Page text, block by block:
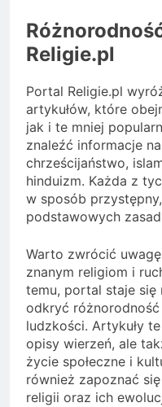
Religie.pl
Portal Religie.pl
artykułów, które
jak i te mniej
znaleźć informacje
chrześcijaństwo,
hinduizm. Każda z
w sposób
podstawowych
Warto zwrócić
znanym religiom i
temu, portal staje się
odkryć
ludzkości. Artykuły
opisy wierzeń, ale
życie społeczne i
również zapoznać
religii oraz ich